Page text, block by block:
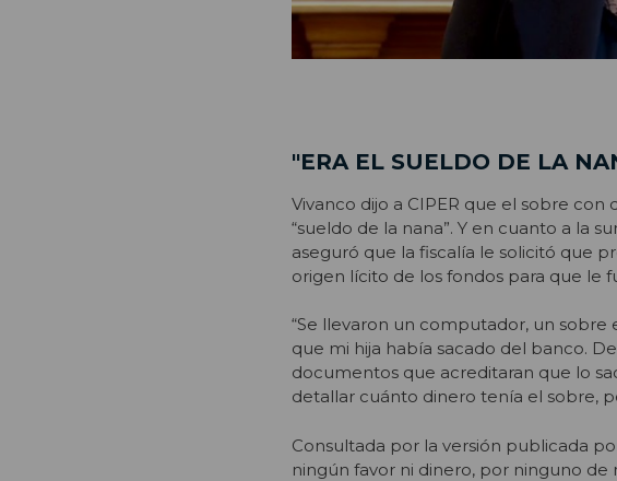
"ERA EL SUELDO DE LA
Vivanco dijo a CIPER que el sobre
“sueldo de la nana”. Y en cuanto a la
aseguró que la fiscalía le solicitó que
origen lícito de los fondos para que le
“Se llevaron un computador, un
que mi hija había sacado del banco.
documentos que acreditaran que lo
detallar cuánto dinero tenía el sobre,
Consultada por la versión publicada
ningún favor ni dinero, por ninguno de